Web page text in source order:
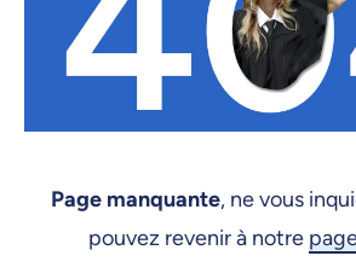
Page manquante, ne vous
pouvez revenir à notre